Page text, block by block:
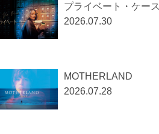
プライベート・ケース
2026.07.30
MOTHERLAND
2026.07.28